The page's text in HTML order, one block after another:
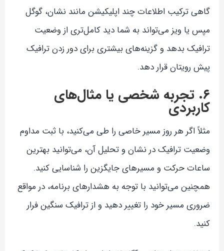
گاهی ترکیب اطلاعات چند اپلیکیشن مانند نشان، گوگل
مپس یا ویز می‌تواند به شما دید کامل‌تری از وضعیت
ترافیک بدهد و گزینه‌های بیشتری برای دور زدن ترافیک
پیش رویتان قرار دهد.
۶. تجربه شخصی یا مثال‌های
کاربردی
مثلاً اگر هر روز مسیر خاصی را طی می‌کنید، با ثبت مداوم
وضعیت ترافیک در نشان و تحلیل آن، می‌توانید بهترین
ساعات حرکت و مسیرهای جایگزین را شناسایی کنید.
همچنین می‌توانید با توجه به هشدارهای برنامه، در مواقع
ضروری مسیر خود را تغییر دهید و از ترافیک سنگین فرار
کنید.